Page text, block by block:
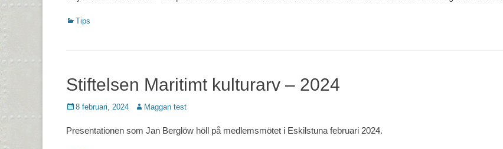
Kategorier
Tips
Stiftelsen Maritimt kulturarv – 2024
Postades
8 februari, 2024 Författare
Maggan test
Presentationen som Jan Berglöw höll på medlemsmötet i Eskilstuna februari 2024.